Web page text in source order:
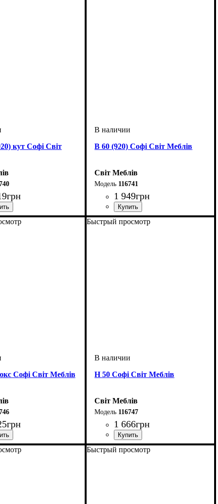
кут Софі Світ
грн
: 570
: 920
: 570
В 60 (920) Софі Світ Меблів
Світ Меблів
116741
1 949грн
ширина, мм: 600
высота, мм: 920
глубина, мм: 320
Софі Світ Меблів
грн
: 400
: 820
: 460
Быстрый просмотр
Н 50 Софі Світ Меблів
Світ Меблів
116747
1 666грн
ширина, мм: 500
высота, мм: 820
глубина, мм: 460
Быстрый просмотр